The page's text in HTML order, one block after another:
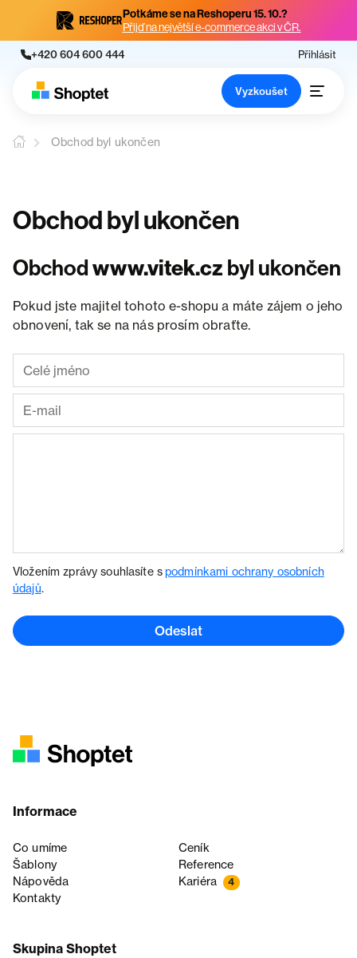
Potkáme se na Reshoperu 15. 10.?
Přijď na největší e-commerce akci v ČR.
+420 604 600 444 Přihlásit
Vyzkoušet
Obchod byl ukončen
Obchod byl ukončen
Obchodwww.vitek.cz byl ukončen
Pokud jste majitel tohoto e-shopu a máte zájem o jeho
obnovení, tak se na nás prosím obraťte.
Vložením zprávy souhlasíte spodmínkami ochrany osobních
údajů.
Odeslat
Informace
Co umíme
Ceník
Šablony
Reference
Nápověda
Kariéra 4
Kontakty
Skupina Shoptet